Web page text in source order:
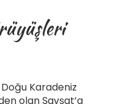
Karadeniz
olan Şavşat’a